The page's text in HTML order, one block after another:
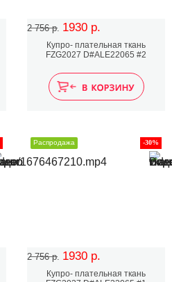
2 756 р. 1930 р.
Купро- плательная ткань
FZG2027 D#ALE22065 #2
2 756 р. 1930 р.
-30%
Распродажа
Купро- плательная ткань